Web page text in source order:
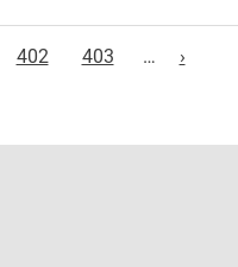
402 403 … ›